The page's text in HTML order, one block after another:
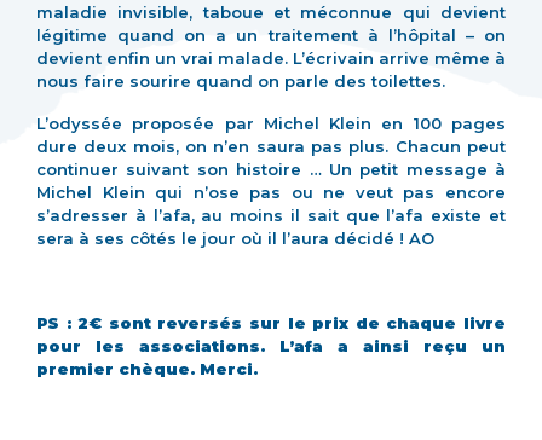
maladie invisible, taboue et méconnue qui devient
légitime quand on a un traitement à l’hôpital – on
devient enfin un vrai malade. L’écrivain arrive même à
nous faire sourire quand on parle des toilettes.
L’odyssée proposée par Michel Klein en 100 pages
dure deux mois, on n’en saura pas plus. Chacun peut
continuer suivant son histoire … Un petit message à
Michel Klein qui n’ose pas ou ne veut pas encore
s’adresser à l’afa, au moins il sait que l’afa existe et
sera à ses côtés le jour où il l’aura décidé ! AO
PS : 2€ sont reversés sur le prix de chaque livre
pour les associations. L’afa a ainsi reçu un
premier chèque. Merci.